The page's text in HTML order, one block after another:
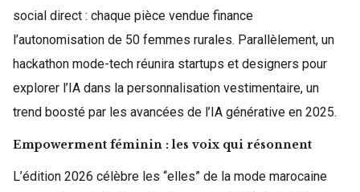
social direct : chaque pièce vendue finance
l’autonomisation de 50 femmes rurales. Parallèlement, un
hackathon mode-tech réunira startups et designers pour
explorer l’IA dans la personnalisation vestimentaire, un
trend boosté par les avancées de l’IA générative en 2025.
Empowerment féminin : les voix qui résonnent
L’édition 2026 célèbre les “elles” de la mode marocaine